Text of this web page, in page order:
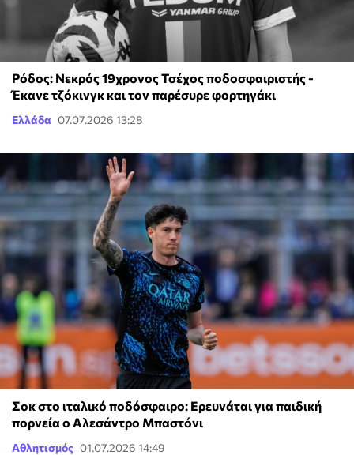
Ρόδος: Νεκρός 19χρονος Τσέχος ποδοσφαιριστής -
Έκανε τζόκινγκ και τον παρέσυρε φορτηγάκι
Ελλάδα 07.07.2026 13:28
Σοκ στο ιταλικό ποδόσφαιρο: Ερευνάται για παιδική
πορνεία ο Αλεσάντρο Μπαστόνι
Αθλητισμός 01.07.2026 14:49